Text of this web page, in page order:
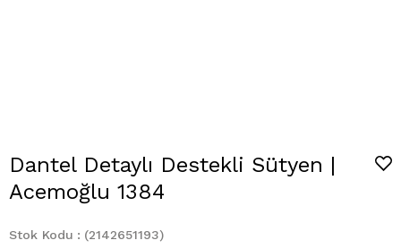
Dantel Detaylı Destekli Sütyen |
Acemoğlu 1384
Stok Kodu
(2142651193)